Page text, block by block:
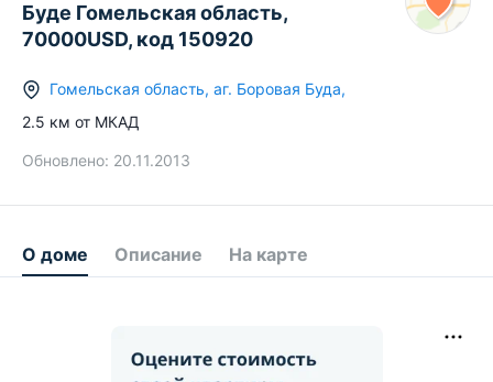
Буде Гомельская область,
70000USD, код 150920
Гомельская область, аг. Боровая Буда,
2.5 км от МКАД
Обновлено: 20.11.2013
О доме Описание На карте